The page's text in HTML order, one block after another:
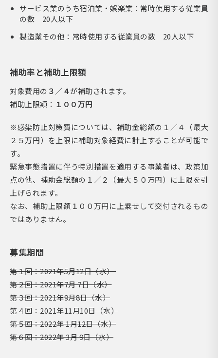
サービス業のうち宿泊業・娯楽業：常時使用する従業員
の数 20人以下
製造業その他：常時使用する従業員の数 20人以下
補助率と補助上限額
対象費用の ３／４が補助されます。
補助上限額： １００万円
※感染防止対策費については、補助金総額の１／４（最大
２５万円）を上限に補助対象経費に計上することが可能で
す。
緊急事態措置に伴う特別措置を適用する事業者は、政策加
点の他、補助金総額の１／２（最大５０万円）に上限を引
上げられます。
なお、補助上限額１００万円に上乗せして交付されるもの
ではありません。
募集期間
第１回：2021年5月12日（水）
第２回：2021年7月 7日（水）
第３回：2021年9月8日（水）
第４回：2021年11月10日（水）
第５回：2022年 1月12日（水）
第６回：2022年 3月 9日（水）